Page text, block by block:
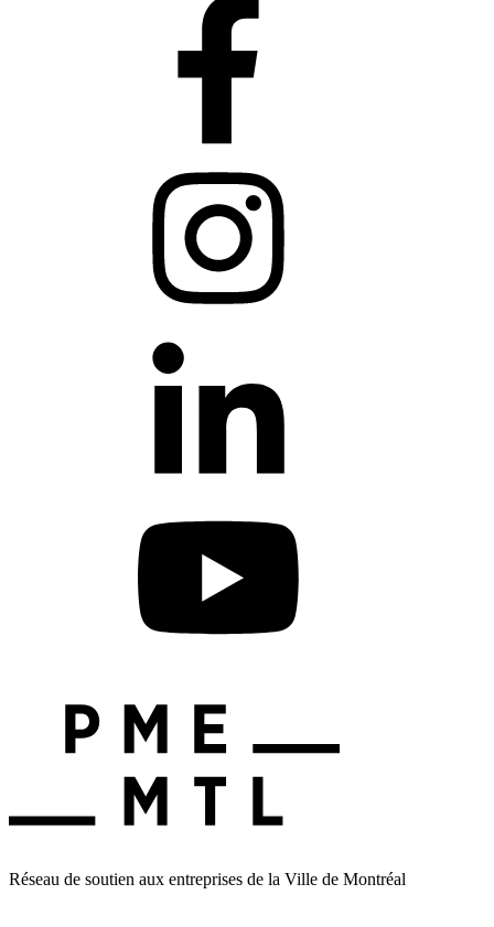
Réseau de soutien aux entreprises de la Ville de Montréal